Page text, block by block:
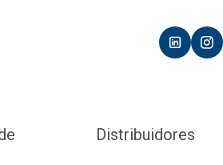
Distribuidores